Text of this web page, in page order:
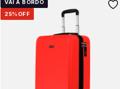
VAI A BORDO
25% OFF